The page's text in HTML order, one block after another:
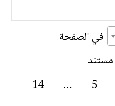
في الصفحة
5
…
14